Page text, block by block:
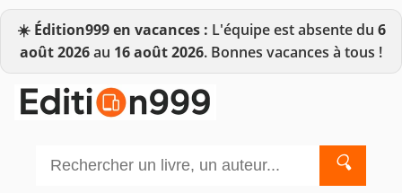
☀️ Édition999 en vacances : L'équipe est absente du 6
août 2026au 16 août 2026. Bonnes vacances à tous !
🔍